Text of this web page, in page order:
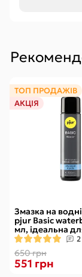
ТОП ПРОДАЖІВ
АКЦІЯ
Змазка на
pjur Basic
мл, ідеальна
новачків,
якість
2
650 грн
551 грн